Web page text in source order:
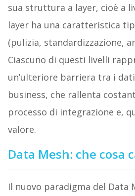
sua struttura a layer, cioè a
layer ha una caratteristica
(pulizia, standardizzazione,
Ciascuno di questi livelli
un’ulteriore barriera tra i
business, che rallenta
processo di integrazione e,
valore.
Data Mesh: che cosa
Il nuovo paradigma del Data